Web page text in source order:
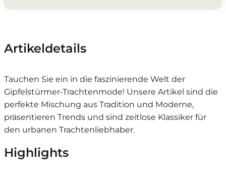
Artikeldetails
Tauchen Sie ein in die faszinierende Welt der
Gipfelstürmer-Trachtenmode! Unsere Artikel sind die
perfekte Mischung aus Tradition und Moderne,
präsentieren Trends und sind zeitlose Klassiker für
den urbanen Trachtenliebhaber.
Highlights